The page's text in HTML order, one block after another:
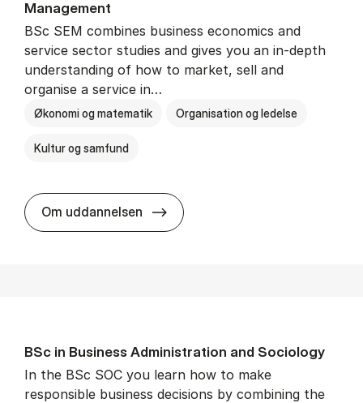
Man­age­ment
BSc SEM combines business economics and
service sector studies and gives you an in-depth
understanding of how to market, sell and
organise a service in…
Økonomi og matematik Organisation og ledelse
Kultur og samfund
Om uddannelsen BSc in Busi­ness Ad­min­is­tra­tion
BSc in Busi­ness Ad­min­is­tra­tion and So­ci­ology
In the BSc SOC you learn how to make
responsible business decisions by combining the